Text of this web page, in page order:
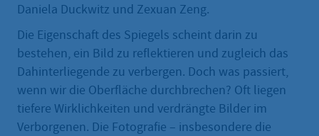
Daniela Duckwitz und Zexuan Zeng.
Die Eigenschaft des Spiegels scheint darin zu
bestehen, ein Bild zu reflektieren und zugleich das
Dahinterliegende zu verbergen. Doch was passiert,
wenn wir die Oberfläche durchbrechen? Oft liegen
tiefere Wirklichkeiten und verdrängte Bilder im
Verborgenen. Die Fotografie – insbesondere die